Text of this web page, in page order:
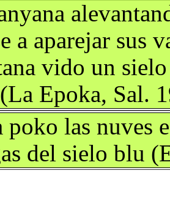
a aparejar sus
vido un
Epoka, Sal.
poko las nuves
del sielo blu